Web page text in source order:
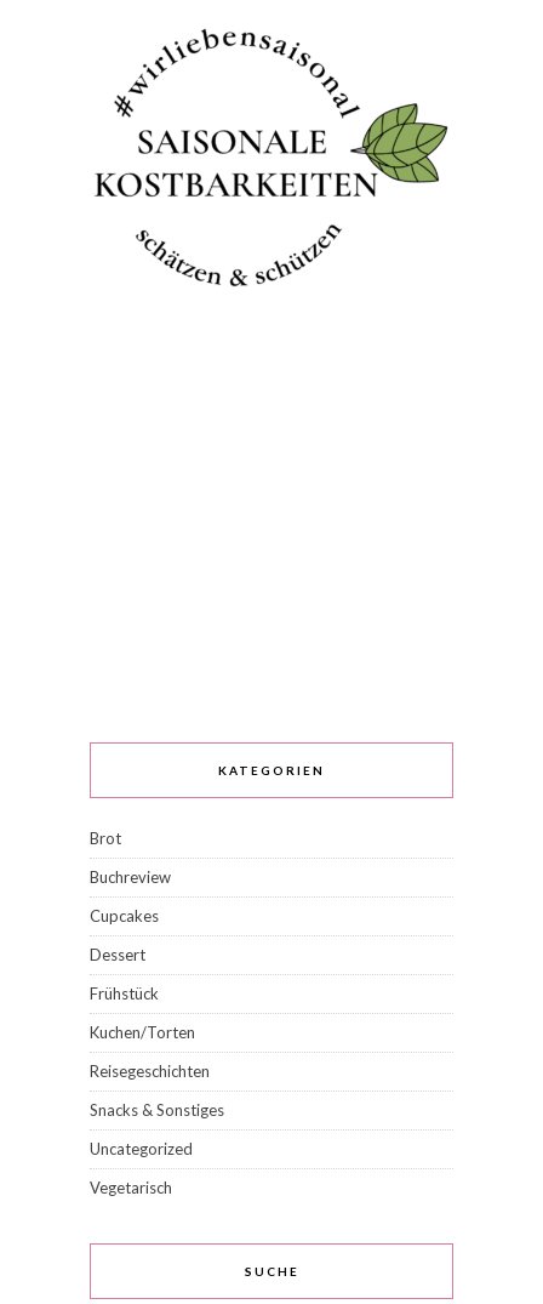
KATEGORIEN
Brot
Buchreview
Cupcakes
Dessert
Frühstück
Kuchen/Torten
Reisegeschichten
Snacks & Sonstiges
Uncategorized
Vegetarisch
SUCHE